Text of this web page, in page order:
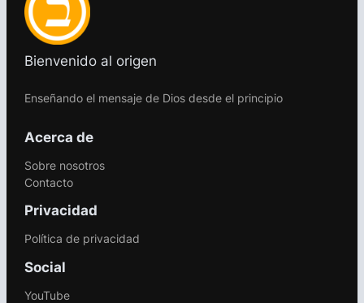
Bienvenido al origen
Enseñando el mensaje de Dios desde el principio
Acerca de
Sobre nosotros
Contacto
Privacidad
Política de privacidad
Social
YouTube